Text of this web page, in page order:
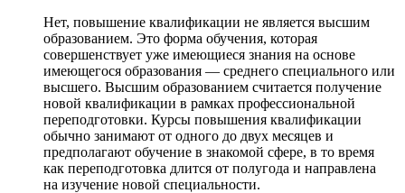
Нет, повышение квалификации не является высшим
образованием. Это форма обучения, которая
совершенствует уже имеющиеся знания на основе
имеющегося образования — среднего специального или
высшего. Высшим образованием считается получение
новой квалификации в рамках профессиональной
переподготовки. Курсы повышения квалификации
обычно занимают от одного до двух месяцев и
предполагают обучение в знакомой сфере, в то время
как переподготовка длится от полугода и направлена
на изучение новой специальности.